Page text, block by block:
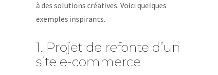
à des solutions créatives. Voici quelques
exemples inspirants.
1. Projet de refonte d’un
site e-commerce